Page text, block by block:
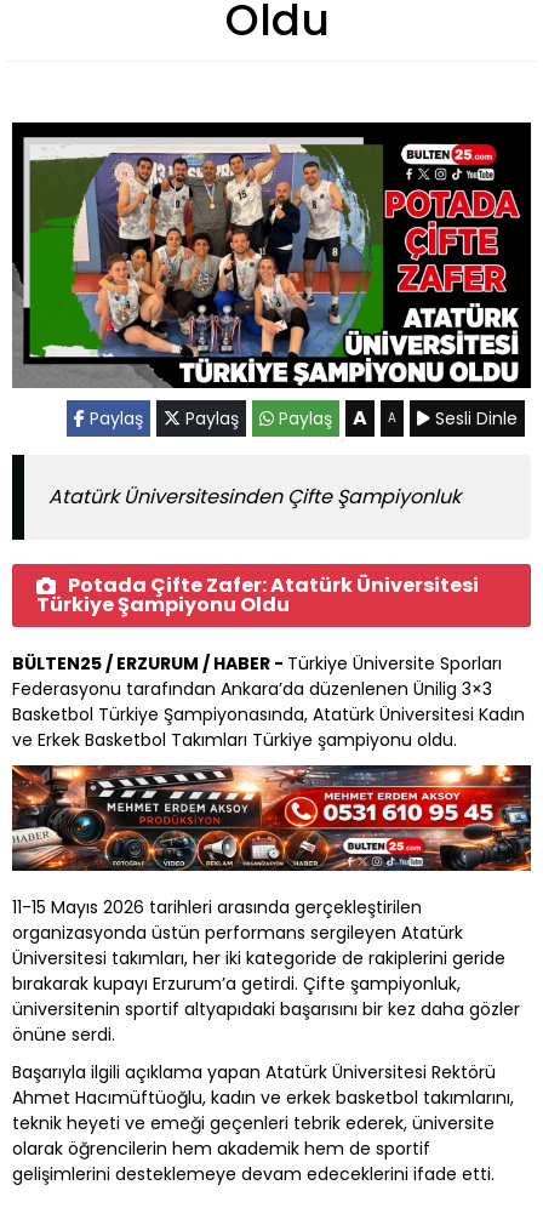
Oldu
Paylaş Paylaş Paylaş A A Sesli Dinle
Atatürk Üniversitesinden Çifte Şampiyonluk
Potada Çifte Zafer: Atatürk Üniversitesi
Türkiye Şampiyonu Oldu
BÜLTEN25 / ERZURUM / HABER - Türkiye Üniversite Sporları
Federasyonu tarafından Ankara’da düzenlenen Ünilig 3×3
Basketbol Türkiye Şampiyonasında, Atatürk Üniversitesi Kadın
ve Erkek Basketbol Takımları Türkiye şampiyonu oldu.
11-15 Mayıs 2026 tarihleri arasında gerçekleştirilen
organizasyonda üstün performans sergileyen Atatürk
Üniversitesi takımları, her iki kategoride de rakiplerini geride
bırakarak kupayı Erzurum’a getirdi. Çifte şampiyonluk,
üniversitenin sportif altyapıdaki başarısını bir kez daha gözler
önüne serdi.
Başarıyla ilgili açıklama yapan Atatürk Üniversitesi Rektörü
Ahmet Hacımüftüoğlu, kadın ve erkek basketbol takımlarını,
teknik heyeti ve emeği geçenleri tebrik ederek, üniversite
olarak öğrencilerin hem akademik hem de sportif
gelişimlerini desteklemeye devam edeceklerini ifade etti.